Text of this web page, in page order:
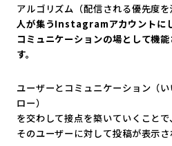
アルゴリズム（配信される優先度を
人が集うInstagramアカウントにし
コミュニケーションの場として機
す。
ユーザーとコミュニケーション（
ロー）
を交わして接点を築いていくことで、
そのユーザーに対して投稿が表示さ